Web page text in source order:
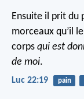
Ensuite il prit du
morceaux qu’il
corps qui est
de moi.
Luc 22:19 pain